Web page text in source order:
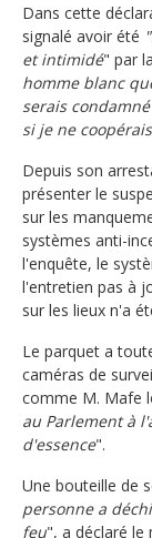
Dans cette
signalé avoir été
et intimidé" par
homme blanc
serais
si je ne
Depuis son
présenter le
sur les
systèmes anti-
l'enquête, le
l'entretien pas à
sur les lieux n'a
Le parquet a
caméras de
comme M. Mafe
au Parlement à
d'essence".
Une bouteille de
personne a
feu", a déclaré le